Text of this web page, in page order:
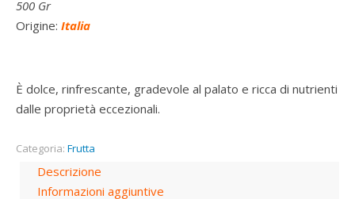
500 Gr
Origine: Italia
È dolce, rinfrescante, gradevole al palato e ricca di nutrienti
dalle proprietà eccezionali.
Categoria: Frutta
Descrizione
Informazioni aggiuntive